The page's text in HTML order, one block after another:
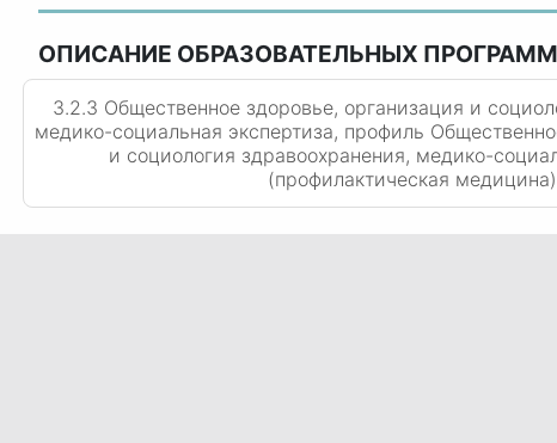
ОПИСАНИЕ ОБРАЗОВАТЕЛЬНЫХ ПРОГРАММ
3.2.3 Общественное здоровье, организация и
медико-социальная экспертиза, профиль
и социология здравоохранения, медико-
(профилактическая медицина)